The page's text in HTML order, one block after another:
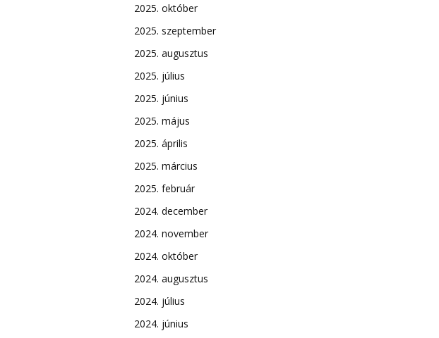
2025. október
2025. szeptember
2025. augusztus
2025. július
2025. június
2025. május
2025. április
2025. március
2025. február
2024. december
2024. november
2024. október
2024. augusztus
2024. július
2024. június